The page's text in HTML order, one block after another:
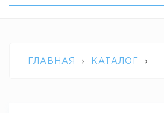
ГЛАВНАЯ › КАТАЛОГ ›